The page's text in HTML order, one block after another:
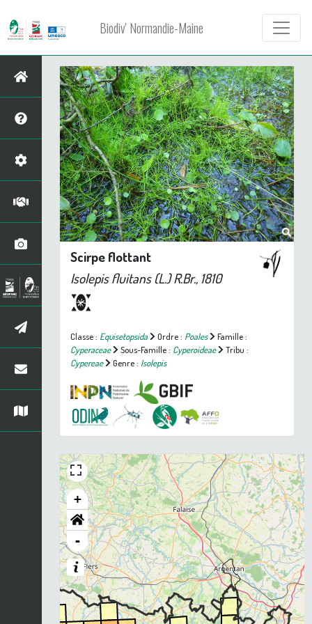
Biodiv' Normandie-Maine
Scirpe flottant
Isolepis fluitans(L.) R.Br., 1810
Classe : Equisetopsida Ordre : Poales
Famille :
Cyperaceae
Sous-Famille : Cyperoideae
Tribu :
Cypereae
Genre : Isolepis
+
-